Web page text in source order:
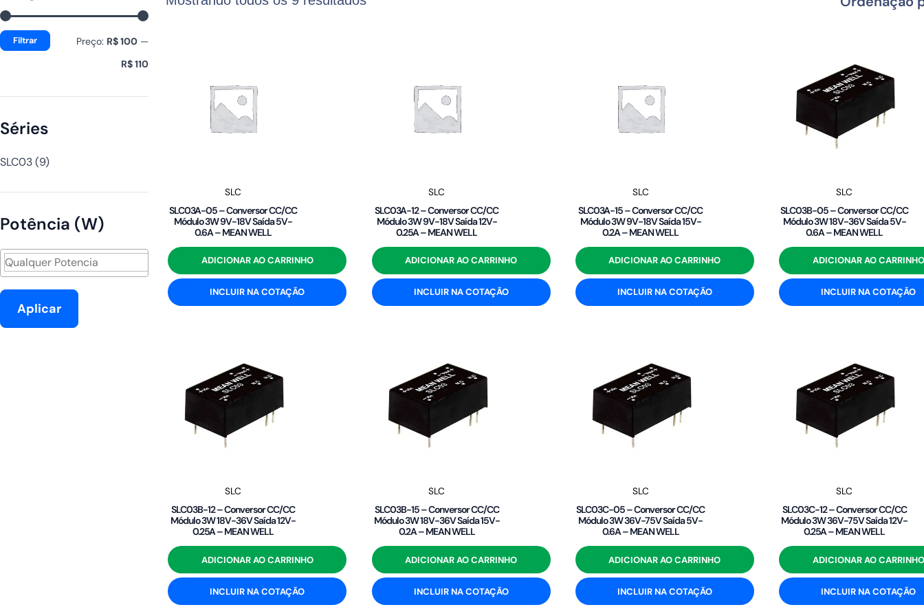
mínimo
máximo
Filtrar Preço: R$ 100 —
R$ 110
Séries
SLC03(9)
Potência (W)
Aplicar
SLC
SLC03A-05 – Conversor CC/CC
Módulo 3W 9V-18V Saída 5V-
0.6A – MEAN WELL
ADICIONAR AO CARRINHO
INCLUIR NA COTAÇÃO
SLC
SLC03A-12 – Conversor CC/CC
Módulo 3W 9V-18V Saída 12V-
0.25A – MEAN WELL
ADICIONAR AO CARRINHO
INCLUIR NA COTAÇÃO
SLC
SLC03A-15 – Conversor CC/CC
Módulo 3W 9V-18V Saída 15V-
0.2A – MEAN WELL
ADICIONAR AO CARRINHO
INCLUIR NA COTAÇÃO
SLC
SLC03B-05 – Conversor CC/CC
Módulo 3W 18V-36V Saída 5V-
0.6A – MEAN WELL
ADICIONAR AO CARRINHO
INCLUIR NA COTAÇÃO
SLC
SLC03B-12 – Conversor CC/CC
Módulo 3W 18V-36V Saída 12V-
0.25A – MEAN WELL
ADICIONAR AO CARRINHO
INCLUIR NA COTAÇÃO
SLC
SLC03B-15 – Conversor CC/CC
Módulo 3W 18V-36V Saída 15V-
0.2A – MEAN WELL
ADICIONAR AO CARRINHO
INCLUIR NA COTAÇÃO
SLC
SLC03C-05 – Conversor CC/CC
Módulo 3W 36V-75V Saída 5V-
0.6A – MEAN WELL
ADICIONAR AO CARRINHO
INCLUIR NA COTAÇÃO
SLC
SLC03C-12 – Conversor CC/CC
Módulo 3W 36V-75V Saída 12V-
0.25A – MEAN WELL
ADICIONAR AO CARRINHO
INCLUIR NA COTAÇÃO